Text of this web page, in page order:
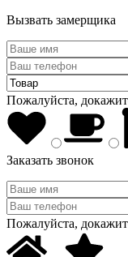
Вызвать замерщика
Пожалуйста,
Заказать звонок
Пожалуйста,